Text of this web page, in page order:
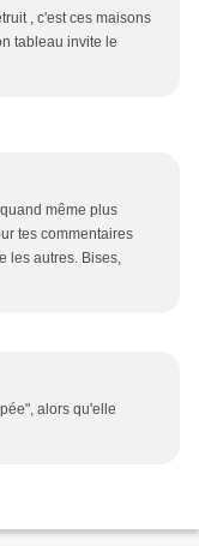
, c'est ces maisons
tableau invite le
même plus
tes commentaires
les autres. Bises,
alors qu'elle